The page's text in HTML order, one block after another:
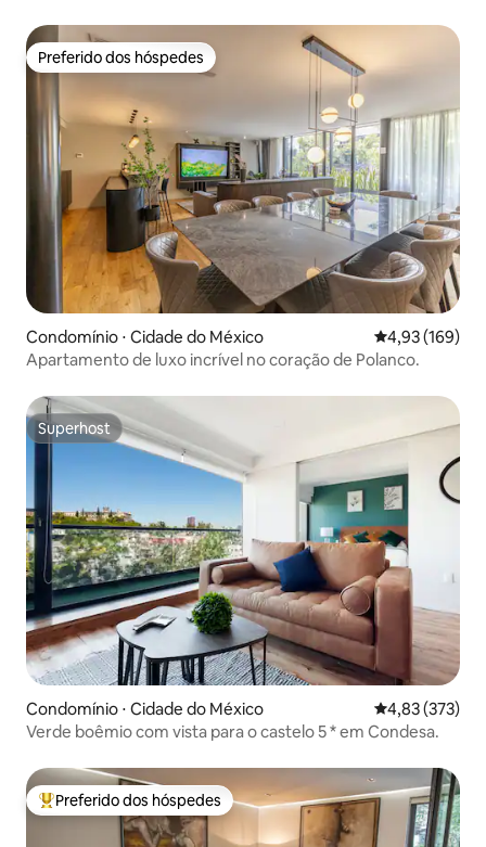
Preferido dos hóspedes
Preferido dos hóspedes
Condomínio ⋅ Cidade do México 4,93 de uma
4,93 (169)
Apartamento de luxo incrível no coração de Polanco.
Superhost
Superhost
Condomínio ⋅ Cidade do México 4,83 de uma
4,83 (373)
Verde boêmio com vista para o castelo 5 * em Condesa.
Entre os melhores preferidos dos hóspedes
Preferido dos hóspedes